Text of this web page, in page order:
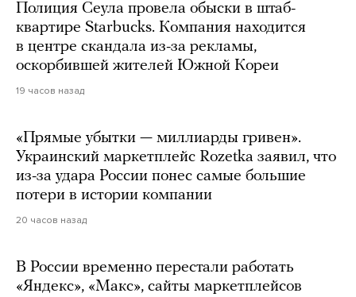
Полиция Сеула провела обыски в штаб-
квартире Starbucks. Компания находится
в центре скандала из-за рекламы,
оскорбившей жителей Южной Кореи
19 часов назад
«Прямые убытки — миллиарды гривен».
Украинский маркетплейс Rozetka заявил, что
из-за удара России понес самые большие
потери в истории компании
20 часов назад
В России временно перестали работать
«Яндекс», «Макс», сайты маркетплейсов